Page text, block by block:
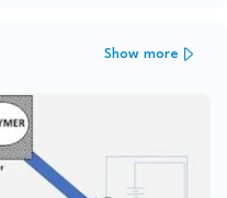
Show more